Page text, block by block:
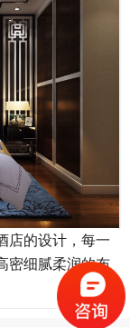
店的设计，每一
密细腻柔润的布